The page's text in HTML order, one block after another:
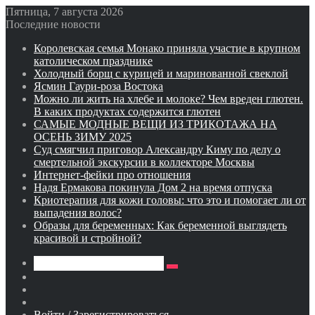
Пятница, 7 августа 2026
Последние новости
Королевская семья Монако приняла участие в крупном
католическом празднике
Холодный борщ с курицей и маринованной свеклой
Ясмин Гаури-роза Востока
Можно ли жить на хлебе и молоке? Чем вреден глютен.
В каких продуктах содержится глютен
САМЫЕ МОДНЫЕ ВЕЩИ ИЗ ТРИКОТАЖА НА
ОСЕНЬ ЗИМУ 2025
Суд смягчил приговор Александру Киму по делу о
смертельной экскурсии в коллекторе Москвы
Интернет-фейки про отношения
Надя Ермакова покинула Дом 2 на время отпуска
Криотерапия для кожи головы: что это и помогает ли от
выпадения волос?
Образы для беременных: Как беременной выглядеть
красивой и стройной?
Искать